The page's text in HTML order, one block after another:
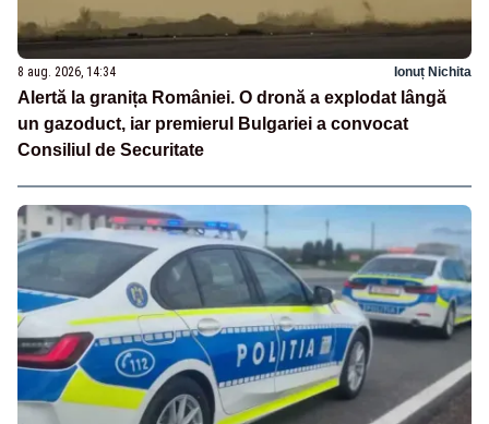
8 aug. 2026, 14:34 Ionuț Nichita
Alertă la granița României. O dronă a explodat lângă
un gazoduct, iar premierul Bulgariei a convocat
Consiliul de Securitate